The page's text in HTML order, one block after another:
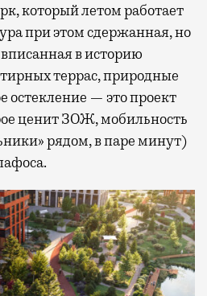
который летом работает
при этом сдержанная, но
в историю
террас, природные
остекление — это проект
ценит ЗОЖ, мобильность
рядом, в паре минут)